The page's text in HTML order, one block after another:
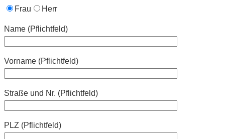
Frau
Herr
Name (Pflichtfeld)
Vorname (Pflichtfeld)
Straße und Nr. (Pflichtfeld)
PLZ (Pflichtfeld)